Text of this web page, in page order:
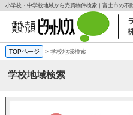
小学校・中学校地域から売買物件検索｜富士市の不
TOPページ > 学校地域検索
学校地域検索